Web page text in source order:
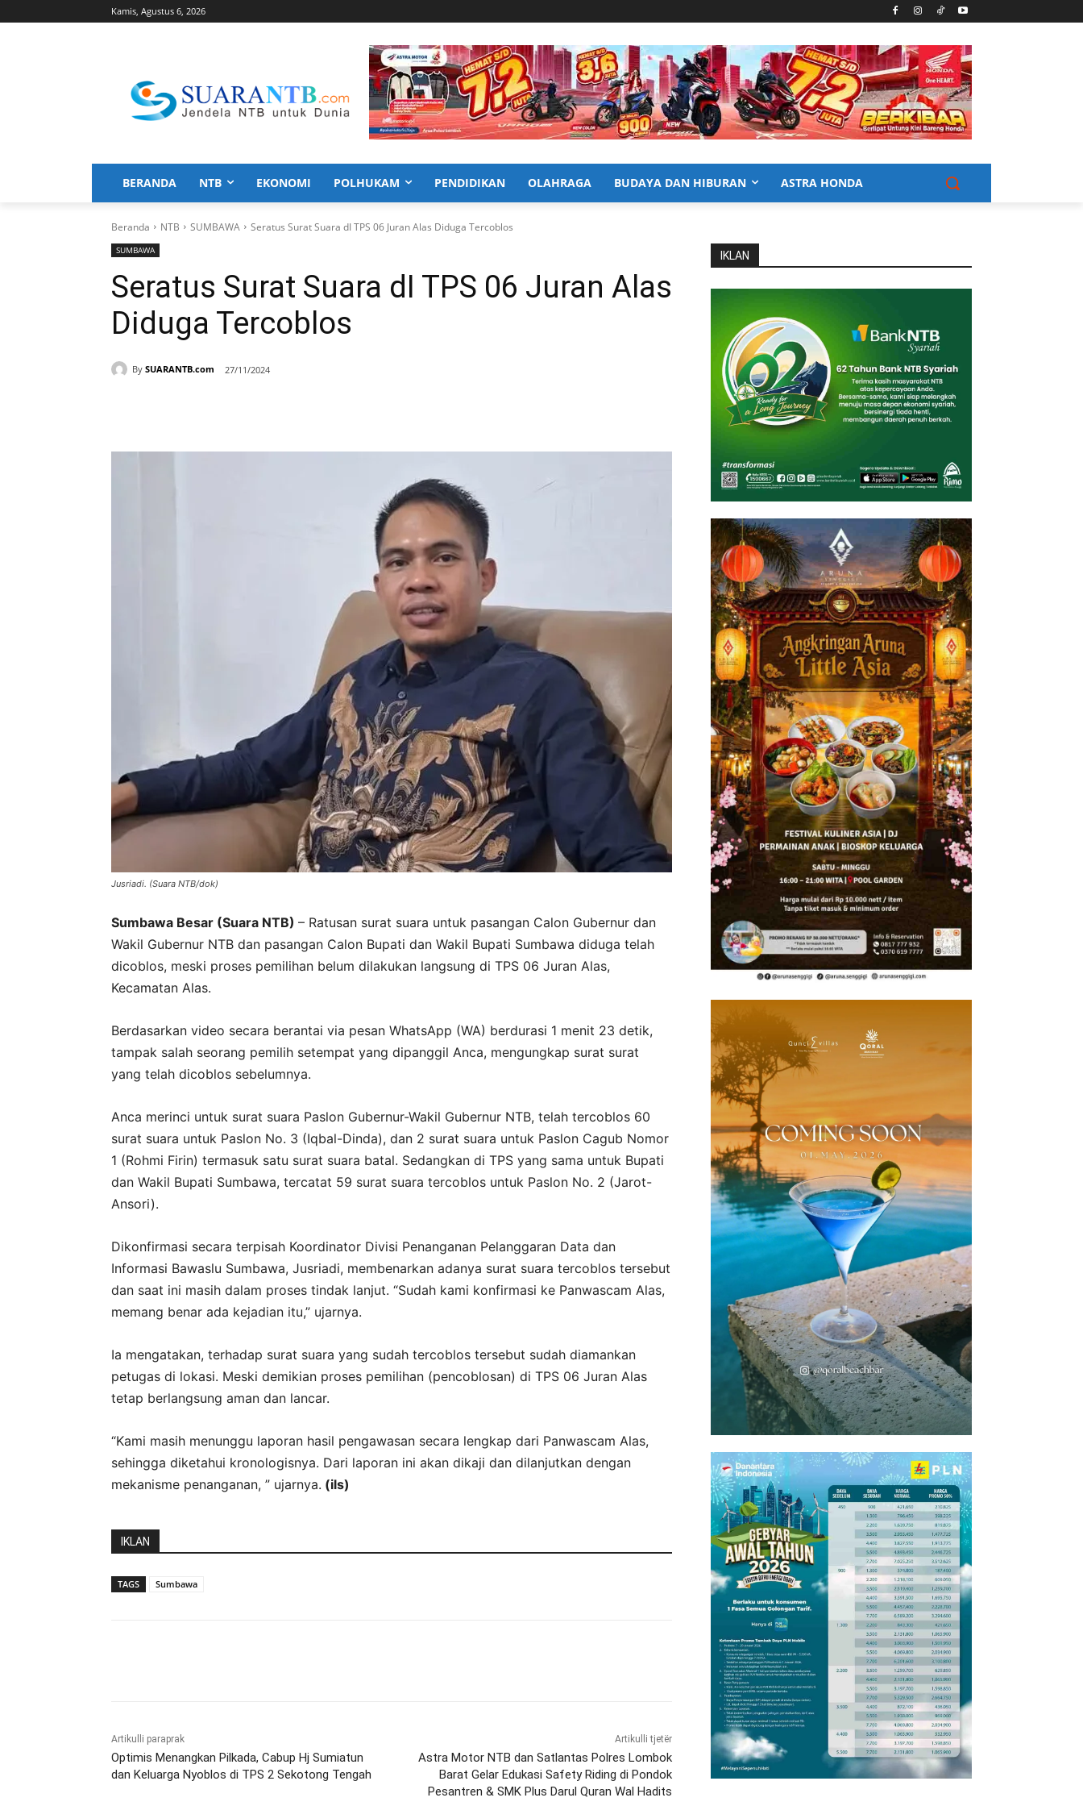
Kamis, Agustus 6, 2026
BERANDA NTB EKONOMI POLHUKAM PENDIDIKAN OLAHRAGA BUDAYA DAN HIBURAN ASTRA HONDA
Beranda NTB SUMBAWA Seratus Surat Suara dI TPS 06 Juran Alas Diduga Tercoblos
SUMBAWA
Seratus Surat Suara dI TPS 06 Juran Alas
Diduga Tercoblos
By SUARANTB.com 27/11/2024
Jusriadi. (Suara NTB/dok)
Sumbawa Besar (Suara NTB) – Ratusan surat suara untuk pasangan Calon Gubernur dan
Wakil Gubernur NTB dan pasangan Calon Bupati dan Wakil Bupati Sumbawa diduga telah
dicoblos, meski proses pemilihan belum dilakukan langsung di TPS 06 Juran Alas,
Kecamatan Alas.
Berdasarkan video secara berantai via pesan WhatsApp (WA) berdurasi 1 menit 23 detik,
tampak salah seorang pemilih setempat yang dipanggil Anca, mengungkap surat surat
yang telah dicoblos sebelumnya.
Anca merinci untuk surat suara Paslon Gubernur-Wakil Gubernur NTB, telah tercoblos 60
surat suara untuk Paslon No. 3 (Iqbal-Dinda), dan 2 surat suara untuk Paslon Cagub Nomor
1 (Rohmi Firin) termasuk satu surat suara batal. Sedangkan di TPS yang sama untuk Bupati
dan Wakil Bupati Sumbawa, tercatat 59 surat suara tercoblos untuk Paslon No. 2 (Jarot-
Ansori).
Dikonfirmasi secara terpisah Koordinator Divisi Penanganan Pelanggaran Data dan
Informasi Bawaslu Sumbawa, Jusriadi, membenarkan adanya surat suara tercoblos tersebut
dan saat ini masih dalam proses tindak lanjut. “Sudah kami konfirmasi ke Panwascam Alas,
memang benar ada kejadian itu,” ujarnya.
Ia mengatakan, terhadap surat suara yang sudah tercoblos tersebut sudah diamankan
petugas di lokasi. Meski demikian proses pemilihan (pencoblosan) di TPS 06 Juran Alas
tetap berlangsung aman dan lancar.
“Kami masih menunggu laporan hasil pengawasan secara lengkap dari Panwascam Alas,
sehingga diketahui kronologisnya. Dari laporan ini akan dikaji dan dilanjutkan dengan
mekanisme penanganan, ” ujarnya. (ils)
IKLAN
TAGS Sumbawa
Artikulli paraprak
Optimis Menangkan Pilkada, Cabup Hj Sumiatun
dan Keluarga Nyoblos di TPS 2 Sekotong Tengah
Artikulli tjetër
Astra Motor NTB dan Satlantas Polres Lombok
Barat Gelar Edukasi Safety Riding di Pondok
Pesantren & SMK Plus Darul Quran Wal Hadits
IKLAN